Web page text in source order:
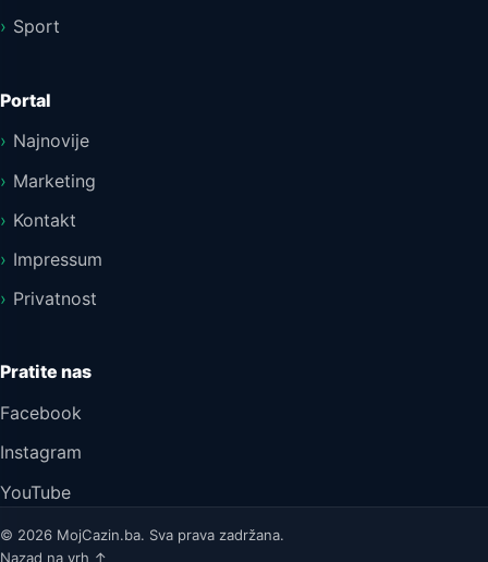
Sport
Portal
Najnovije
Marketing
Kontakt
Impressum
Privatnost
Pratite nas
Facebook
Instagram
YouTube
© 2026 MojCazin.ba. Sva prava zadržana.
Nazad na vrh ↑